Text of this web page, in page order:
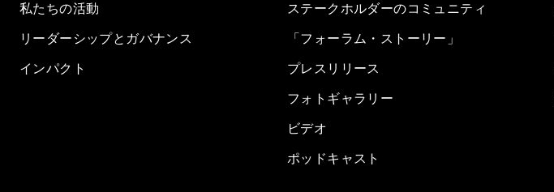
私たちの活動
リーダーシップとガバナンス
インパクト
ステークホルダーのコミュニティ
「フォーラム・ストーリー」
プレスリリース
フォトギャラリー
ビデオ
ポッドキャスト